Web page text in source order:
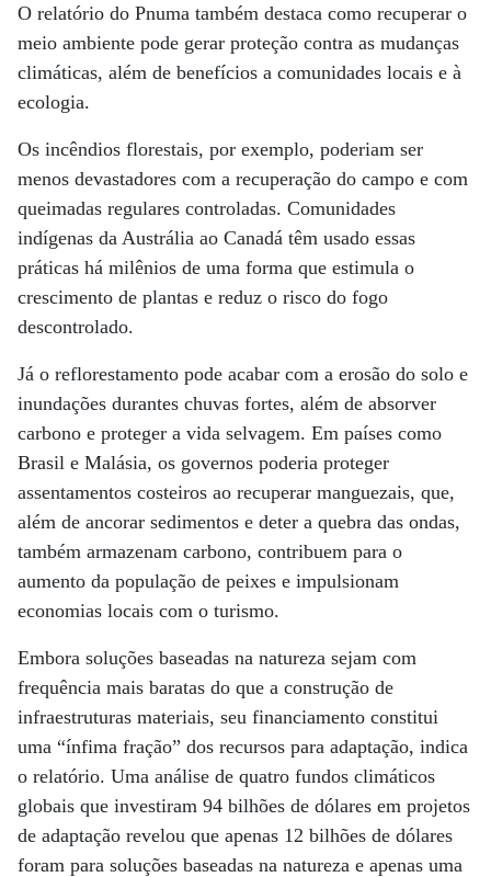
O relatório do Pnuma também destaca como recuperar o
meio ambiente pode gerar proteção contra as mudanças
climáticas, além de benefícios a comunidades locais e à
ecologia.
Os incêndios florestais, por exemplo, poderiam ser
menos devastadores com a recuperação do campo e com
queimadas regulares controladas. Comunidades
indígenas da Austrália ao Canadá têm usado essas
práticas há milênios de uma forma que estimula o
crescimento de plantas e reduz o risco do fogo
descontrolado.
Já o reflorestamento pode acabar com a erosão do solo e
inundações durantes chuvas fortes, além de absorver
carbono e proteger a vida selvagem. Em países como
Brasil e Malásia, os governos poderia proteger
assentamentos costeiros ao recuperar manguezais, que,
além de ancorar sedimentos e deter a quebra das ondas,
também armazenam carbono, contribuem para o
aumento da população de peixes e impulsionam
economias locais com o turismo.
Embora soluções baseadas na natureza sejam com
frequência mais baratas do que a construção de
infraestruturas materiais, seu financiamento constitui
uma “ínfima fração” dos recursos para adaptação, indica
o relatório. Uma análise de quatro fundos climáticos
globais que investiram 94 bilhões de dólares em projetos
de adaptação revelou que apenas 12 bilhões de dólares
foram para soluções baseadas na natureza e apenas uma